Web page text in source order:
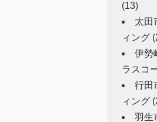
(13)
太田
ィング
伊勢
ラスコ
行田
ィング
羽生